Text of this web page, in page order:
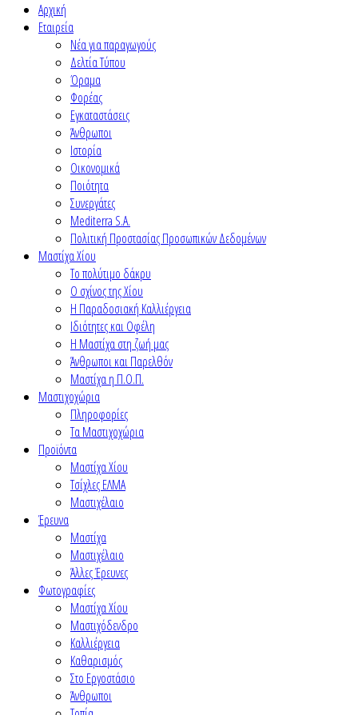
Αρχική
Εταιρεία
Νέα για παραγωγούς
Δελτία Τύπου
Όραμα
Φορέας
Εγκαταστάσεις
Άνθρωποι
Ιστορία
Οικονομικά
Ποιότητα
Συνεργάτες
Mediterra S.A.
Πολιτική Προστασίας Προσωπικών Δεδομένων
Μαστίχα Χίου
Το πολύτιμο δάκρυ
Ο σχίνος της Χίου
Η Παραδοσιακή Καλλιέργεια
Ιδιότητες και Οφέλη
Η Μαστίχα στη ζωή μας
Άνθρωποι και Παρελθόν
Μαστίχα η Π.Ο.Π.
Μαστιχοχώρια
Πληροφορίες
Τα Μαστιχοχώρια
Προϊόντα
Μαστίχα Χίου
Τσίχλες ΕΛΜΑ
Μαστιχέλαιο
Έρευνα
Μαστίχα
Μαστιχέλαιο
Άλλες Έρευνες
Φωτογραφίες
Μαστίχα Χίου
Μαστιχόδενδρο
Καλλιέργεια
Καθαρισμός
Στο Εργοστάσιο
Άνθρωποι